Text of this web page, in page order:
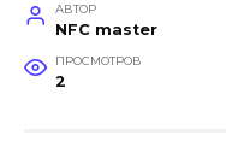
АВТОР
NFC master
ПРОСМОТРОВ
2